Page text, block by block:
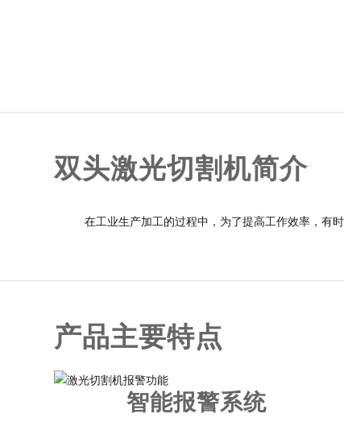
双头激光切割机简介
在工业生产加工的过程中，为了提高工作效率，有
产品主要特点
智能报警系统